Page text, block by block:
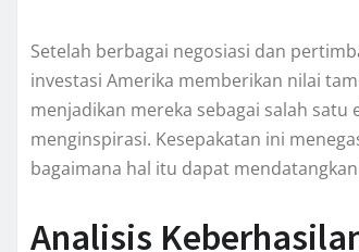
Setelah berbagai negosiasi dan
investasi Amerika memberikan nilai
menjadikan mereka sebagai salah
menginspirasi. Kesepakatan ini
bagaimana hal itu dapat
Analisis